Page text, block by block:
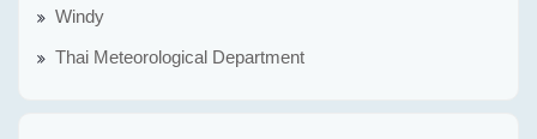
Windy
Thai Meteorological Department